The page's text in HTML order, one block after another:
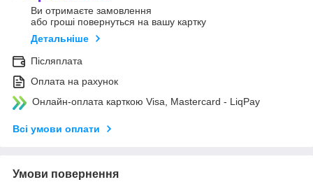
Ви отримаєте замовлення
або гроші повернуться на вашу картку
Детальніше
Післяплата
Оплата на рахунок
Онлайн-оплата карткою Visa, Mastercard - LiqPay
Всі умови оплати
Умови повернення